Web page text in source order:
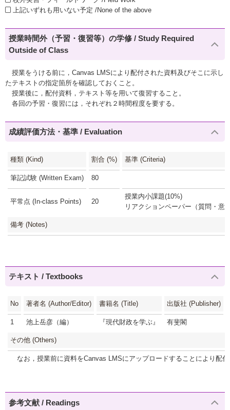
上記いずれも用いない予定 /None of the above
授業時間外（予習・復習等）の学修 / Study Required
Outside of Class
授業をうける前に，Canvas LMSにより配付された資料及びそこに示し
たテキストの指定箇所を確認しておくこと。
授業後に，配付資料，テキスト等を用いて復習すること。
各回の予習・復習には，それぞれ２時間程度を要する。
成績評価方法・基準 / Evaluation
種類 (Kind) 割合 (%) 基準 (Criteria)
筆記試験 (Written Exam) 80
平常点 (In-class Points) 20
授業内小課題(10%)
リアクションペーパー（質問・意
備考 (Notes)
テキスト / Textbooks
No 著者名 (Author/Editor) 書籍名 (Title) 出版社 (Publisher)
1 池上岳彦（編） 『現代財政を学ぶ』 有斐閣
その他 (Others)
なお，授業前に資料をCanvas LMSにアップロードすることにより配
参考文献 / Readings